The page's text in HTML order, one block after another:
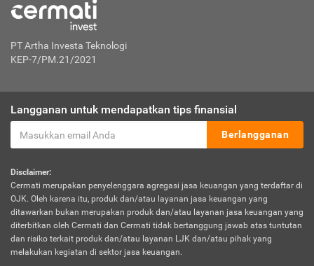
PT Artha Investa Teknologi
KEP-7/PM.21/2021
Langganan untuk mendapatkan tips finansial
Berlangganan
Disclaimer:
Cermati merupakan penyelenggara agregasi jasa keuangan yang terdaftar di
OJK. Oleh karena itu, produk dan/atau layanan jasa keuangan yang
ditawarkan bukan merupakan produk dan/atau layanan jasa keuangan yang
diterbitkan oleh Cermati dan Cermati tidak bertanggung jawab atas tuntutan
dan risiko terkait produk dan/atau layanan LJK dan/atau pihak yang
melakukan kegiatan di sektor jasa keuangan.